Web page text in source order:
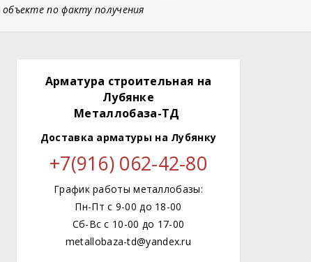
объекте по факту получения
Арматура строительная на
Лубянке
Металлобаза-ТД
Доставка арматуры на Лубянку
+7(916) 062-42-80
График работы металлобазы:
Пн-Пт с 9-00 до 18-00
Сб-Вс с 10-00 до 17-00
metallobaza-td@yandex.ru